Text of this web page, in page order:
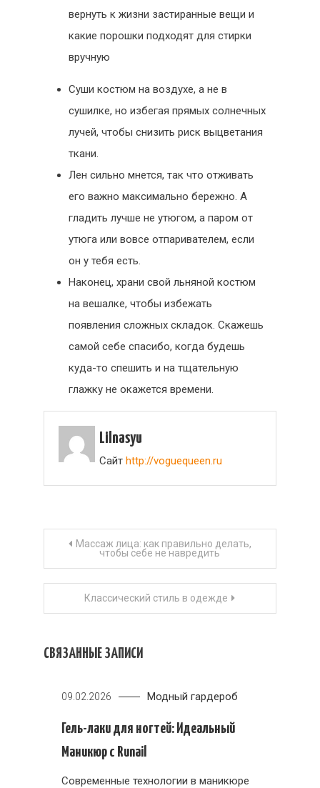
вернуть к жизни застиранные вещи и
какие порошки подходят для стирки
вручную
Суши костюм на воздухе, а не в
сушилке, но избегая прямых солнечных
лучей, чтобы снизить риск выцветания
ткани.
Лен сильно мнется, так что отживать
его важно максимально бережно. А
гладить лучше не утюгом, а паром от
утюга или вовсе отпаривателем, если
он у тебя есть.
Наконец, храни свой льняной костюм
на вешалке, чтобы избежать
появления сложных складок. Скажешь
самой себе спасибо, когда будешь
куда-то спешить и на тщательную
глажку не окажется времени.
Lilnasyu
Сайт http://voguequeen.ru
Навигация
записям
Массаж лица: как правильно делать,
чтобы себе не навредить
Классический стиль в одежде
СВЯЗАННЫЕ ЗАПИСИ
09.02.2026 Модный гардероб
Гель-лаки для ногтей: Идеальный
Маникюр с Runail
Современные технологии в маникюре